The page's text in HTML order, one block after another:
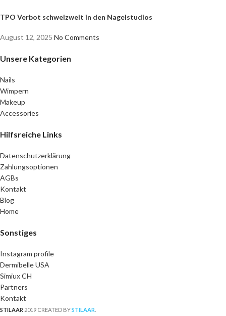
TPO Verbot schweizweit in den Nagelstudios
August 12, 2025 No Comments
Unsere Kategorien
Nails
Wimpern
Makeup
Accessories
Hilfsreiche Links
Datenschutzerklärung
Zahlungsoptionen
AGBs
Kontakt
Blog
Home
Sonstiges
Instagram profile
Dermibelle USA
Simiux CH
Partners
Kontakt
STILAAR 2019 CREATED BYSTILAAR